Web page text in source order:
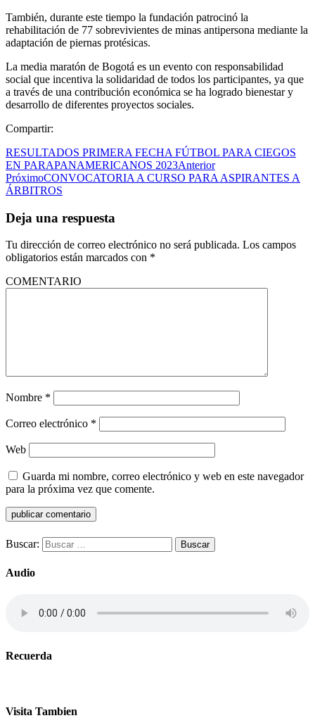
También, durante este tiempo la fundación patrocinó la
rehabilitación de 77 sobrevivientes de minas antipersona mediante la
adaptación de piernas protésicas.
La media maratón de Bogotá es un evento con responsabilidad
social que incentiva la solidaridad de todos los participantes, ya que
a través de una contribución económica se ha logrado bienestar y
desarrollo de diferentes proyectos sociales.
Compartir:
RESULTADOS PRIMERA FECHA FÚTBOL PARA CIEGOS
EN PARAPANAMERICANOS 2023Anterior
PróximoCONVOCATORIA A CURSO PARA ASPIRANTES A
ÁRBITROS
Deja una respuesta
Tu dirección de correo electrónico no será publicada. Los campos
obligatorios están marcados con *
COMENTARIO
Nombre *
Correo electrónico *
Web
Guarda mi nombre, correo electrónico y web en este navegador
para la próxima vez que comente.
Buscar:
Audio
Recuerda
Visita Tambien